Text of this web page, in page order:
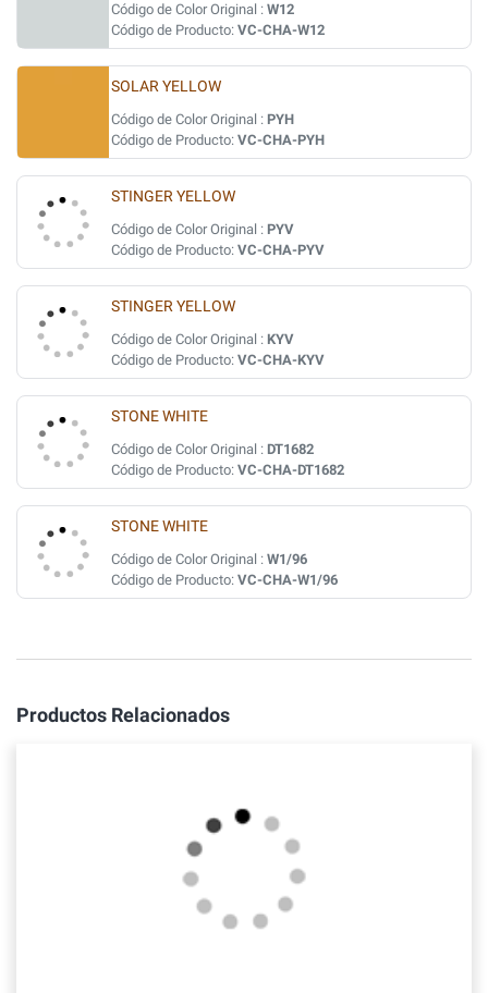
Código de Color Original : W12
Código de Producto: VC-CHA-W12
SOLAR YELLOW
Código de Color Original : PYH
Código de Producto: VC-CHA-PYH
STINGER YELLOW
Código de Color Original : PYV
Código de Producto: VC-CHA-PYV
STINGER YELLOW
Código de Color Original : KYV
Código de Producto: VC-CHA-KYV
STONE WHITE
Código de Color Original : DT1682
Código de Producto: VC-CHA-DT1682
STONE WHITE
Código de Color Original : W1/96
Código de Producto: VC-CHA-W1/96
Productos Relacionados